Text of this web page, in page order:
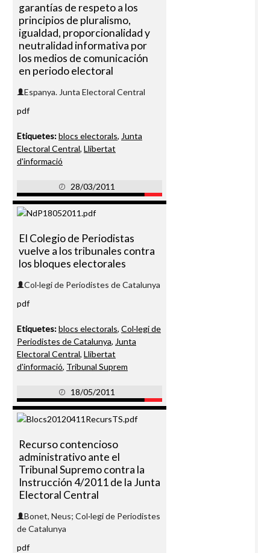
garantías de respeto a los
principios de pluralismo,
igualdad, proporcionalidad y
neutralidad informativa por
los medios de comunicación
en periodo electoral
Espanya. Junta Electoral Central
pdf
Etiquetes:blocs electorals, Junta
Electoral Central, Llibertat
d'informació
28/03/2011
El Colegio de Periodistas
vuelve a los tribunales contra
los bloques electorales
Col·legi de Periodistes de Catalunya
pdf
Etiquetes:blocs electorals, Col·legi de
Periodistes de Catalunya, Junta
Electoral Central, Llibertat
d'informació, Tribunal Suprem
18/05/2011
Recurso contencioso
administrativo ante el
Tribunal Supremo contra la
Instrucción 4/2011 de la Junta
Electoral Central
Bonet, Neus; Col·legi de Periodistes
de Catalunya
pdf